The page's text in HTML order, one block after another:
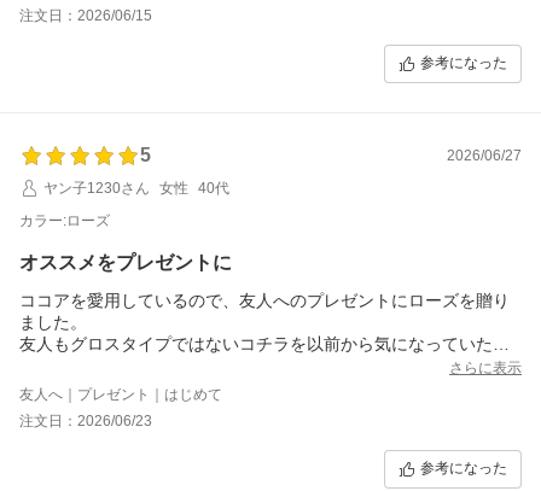
注文日：2026/06/15
参考になった
5
2026/06/27
ヤン子1230さん
女性
40代
カラー:ローズ
オススメをプレゼントに
ココアを愛用しているので、友人へのプレゼントにローズを贈り
ました。
友人もグロスタイプではないコチラを以前から気になっていたと
初めてオンラインを使用しましたが、発送も早く有り難かったで
す。
さらに表示
友人へ｜プレゼント｜はじめて
注文日：2026/06/23
参考になった